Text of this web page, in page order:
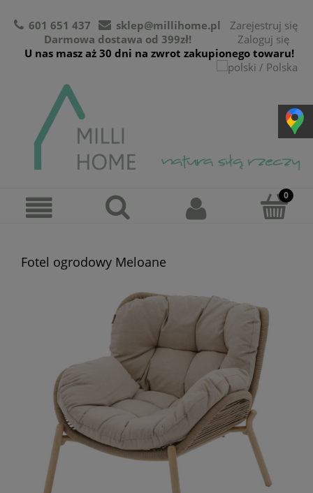
601 651 437
sklep@millihome.pl
Darmowa dostawa od 399zł!
U nas masz aż 30 dni na zwrot zakupionego towaru!
Zarejestruj się
Zaloguj się
Fotel ogrodowy Meloane